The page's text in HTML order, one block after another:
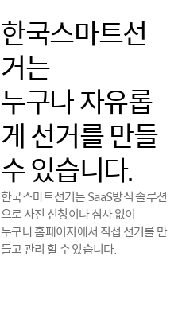
한국스마트선
거는
누구나 자유롭
게 선거를 만들
수 있습니다.
한국스마트선거는 SaaS방식 솔루션
으로 사전 신청이나 심사 없이
누구나 홈페이지에서 직접 선거를 만
들고 관리 할 수 있습니다.